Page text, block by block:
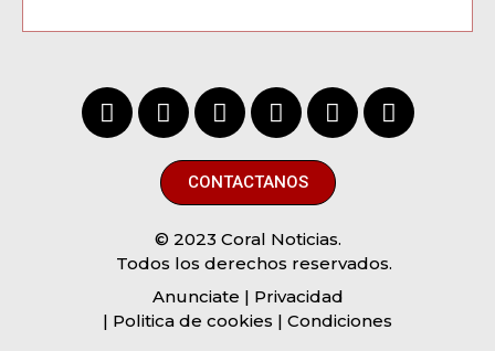
CONTACTANOS
© 2023 Coral Noticias.
Todos los derechos reservados.
Anunciate | Privacidad
| Politica de cookies | Condiciones